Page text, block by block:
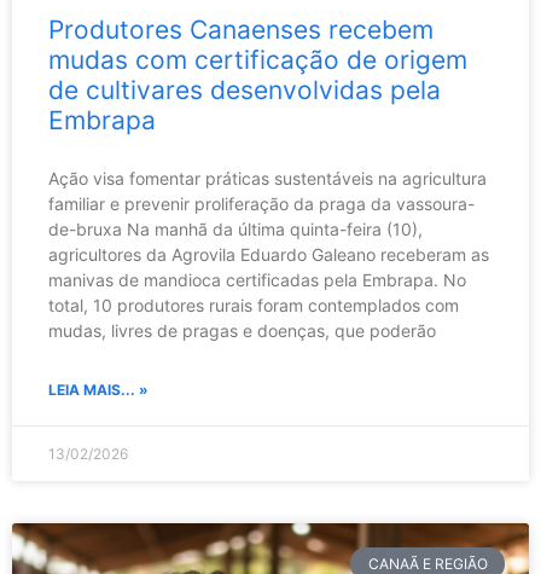
Produtores Canaenses recebem
mudas com certificação de origem
de cultivares desenvolvidas pela
Embrapa
Ação visa fomentar práticas sustentáveis na agricultura
familiar e prevenir proliferação da praga da vassoura-
de-bruxa Na manhã da última quinta-feira (10),
agricultores da Agrovila Eduardo Galeano receberam as
manivas de mandioca certificadas pela Embrapa. No
total, 10 produtores rurais foram contemplados com
mudas, livres de pragas e doenças, que poderão
LEIA MAIS... »
13/02/2026
CANAÃ E REGIÃO